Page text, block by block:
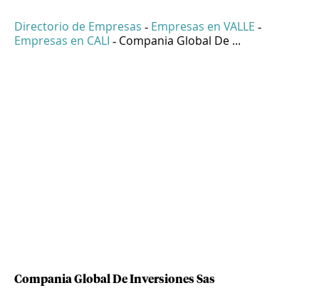
Directorio de Empresas - Empresas en VALLE -
Empresas en CALI - Compania Global De ...
Compania Global De Inversiones Sas